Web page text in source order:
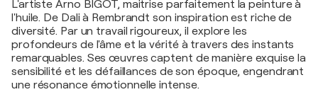
L'artiste Arno BIGOT, maitrise parfaitement la peinture à
l'huile. De Dali à Rembrandt son inspiration est riche de
diversité. Par un travail rigoureux, il explore les
profondeurs de l'âme et la vérité à travers des instants
remarquables. Ses œuvres captent de manière exquise la
sensibilité et les défaillances de son époque, engendrant
une résonance émotionnelle intense.